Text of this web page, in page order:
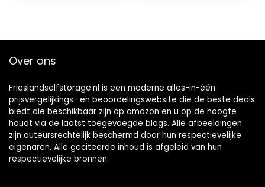
Over ons
Frieslandselfstorage.nl is een moderne alles-in-één
prijsvergelijkings- en beoordelingswebsite die de beste deals
biedt die beschikbaar zijn op amazon en u op de hoogte
houdt via de laatst toegevoegde blogs. Alle afbeeldingen
zijn auteursrechtelijk beschermd door hun respectievelijke
eigenaren. Alle geciteerde inhoud is afgeleid van hun
respectievelijke bronnen.